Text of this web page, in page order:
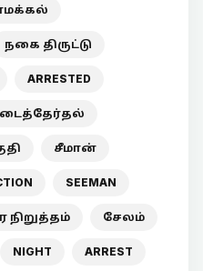
நகை திருட்டு
ARRESTED
சீமான்
SEEMAN
நிறுத்தம் சேலம்
NIGHT ARREST